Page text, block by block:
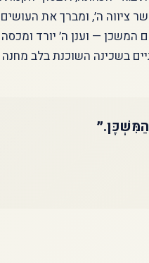
ה׳, ומברך את
— וענן ה׳ יורד ומכסה
בשכינה השוכנת בלב